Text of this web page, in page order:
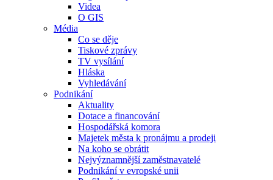
Videa
O GIS
Média
Co se děje
Tiskové zprávy
TV vysílání
Hláska
Vyhledávání
Podnikání
Aktuality
Dotace a financování
Hospodářská komora
Majetek města k pronájmu a prodeji
Na koho se obrátit
Nejvýznamnější zaměstnavatelé
Podnikání v evropské unii